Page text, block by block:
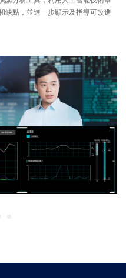
缺點，並進一步顯示及指導可改進